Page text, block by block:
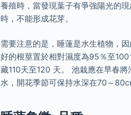
養殖時，當發現葉子有爭強陽光的
時，不能形成花芽。
需要注意的是，睡蓮是水生植物，
好的根莖置於相對濕度為95％至
藏110天至120 天。 池栽應在早春
水，開花季節可保持水深在70～